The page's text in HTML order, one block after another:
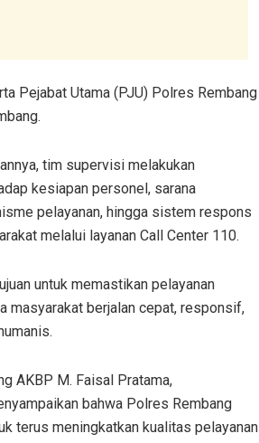
Pejabat Utama (PJU) Polres Rembang
tim supervisi melakukan
kesiapan personel, sarana
pelayanan, hingga sistem respons
melalui layanan Call Center 110.
untuk memastikan pelayanan
masyarakat berjalan cepat, responsif,
AKBP M. Faisal Pratama,
bahwa Polres Rembang
terus meningkatkan kualitas pelayanan